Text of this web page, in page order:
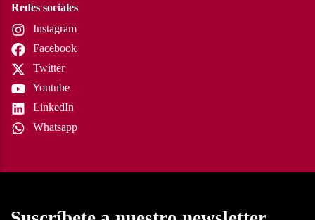
Redes sociales
Instagram
Facebook
Twitter
Youtube
LinkedIn
Whatsapp